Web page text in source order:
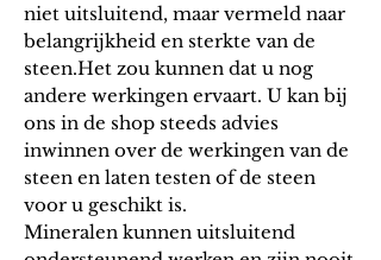
niet uitsluitend, maar vermeld naar
belangrijkheid en sterkte van de
steen.Het zou kunnen dat u nog
andere werkingen ervaart. U kan bij
ons in de shop steeds advies
inwinnen over de werkingen van de
steen en laten testen of de steen
voor u geschikt is.
Mineralen kunnen uitsluitend